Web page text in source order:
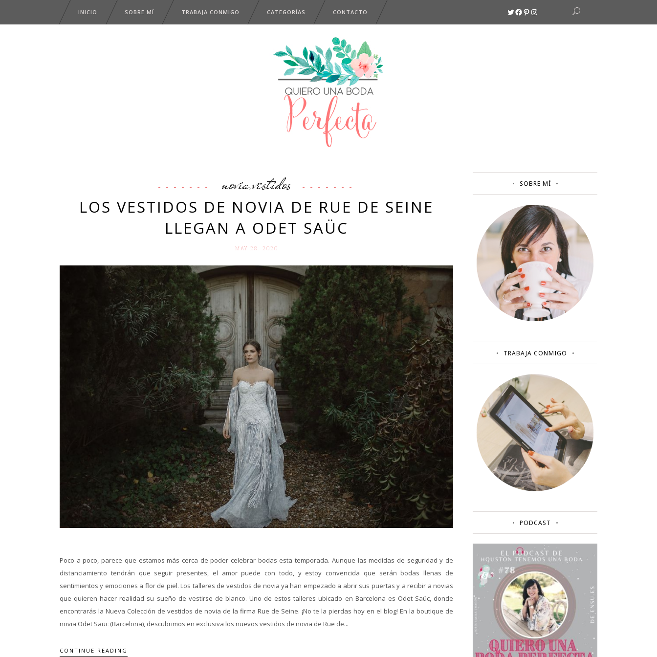
INICIO SOBRE MÍ TRABAJA CONMIGO CATEGORÍAS CONTACTO Twitter
Facebook
Pinterest
Instagram
novia,vestidos
LOS VESTIDOS DE NOVIA DE RUE DE SEINE
LLEGAN A ODET SAÜC
MAY 28. 2020
Poco a poco, parece que estamos más cerca de poder celebrar bodas esta temporada. Aunque las medidas de seguridad y de
distanciamiento tendrán que seguir presentes, el amor puede con todo, y estoy convencida que serán bodas llenas de
sentimientos y emociones a flor de piel. Los talleres de vestidos de novia ya han empezado a abrir sus puertas y a recibir a novias
que quieren hacer realidad su sueño de vestirse de blanco. Uno de estos talleres ubicado en Barcelona es Odet Saüc, donde
encontrarás la Nueva Colección de vestidos de novia de la firma Rue de Seine. ¡No te la pierdas hoy en el blog! En la boutique de
novia Odet Saüc (Barcelona), descubrimos en exclusiva los nuevos vestidos de novia de Rue de...
CONTINUE READING
SOBRE MÍ
TRABAJA CONMIGO
PODCAST